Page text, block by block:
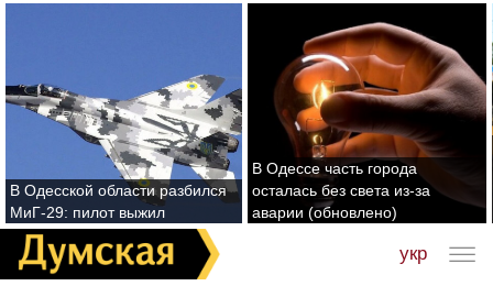
В Одесской области разбился
МиГ-29: пилот выжил
В Одессе часть города
осталась без света из-за
аварии (обновлено)
укр